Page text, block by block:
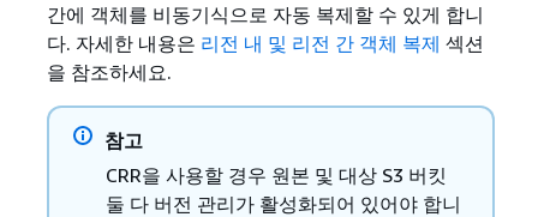
간에 객체를 비동기식으로 자동 복제할 수 있게 합니
다. 자세한 내용은 리전 내 및 리전 간 객체 복제 섹션
을 참조하세요.
참고
CRR을 사용할 경우 원본 및 대상 S3 버킷
둘 다 버전 관리가 활성화되어 있어야 합니